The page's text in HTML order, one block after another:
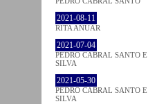
2021-08-11
RITA ANUAR
2021-07-04
PEDRO CABRAL SANTO
SILVA
2021-05-30
PEDRO CABRAL SANTO
SILVA